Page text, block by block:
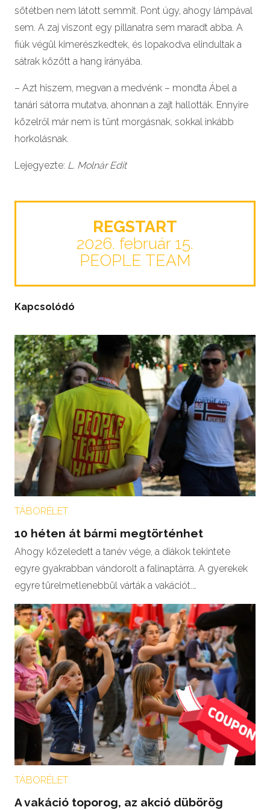
sötétben nem látott semmit. Pont úgy, ahogy lámpával
sem. A zaj viszont egy pillanatra sem maradt abba. A
fiúk végül kimerészkedtek, és lopakodva elindultak a
sátrak között a hang irányába.
– Azt hiszem, megvan a medvénk – mondta Ábel a
tanári sátorra mutatva, ahonnan a zajt hallották. Ennyire
közelről már nem is tűnt morgásnak, sokkal inkább
horkolásnak.
Lejegyezte: L. Molnár Edit
REGSTART
2026. február 15.
PEOPLE TEAM
Kapcsolódó
TÁBORÉLET
10 héten át bármi megtörténhet
Ahogy közeledett a tanév vége, a diákok tekintete
egyre gyakrabban vándorolt a falinaptárra. A gyerekek
egyre türelmetlenebbül várták a vakációt.…
TÁBORÉLET
A vakáció toporog, az akció dübörög